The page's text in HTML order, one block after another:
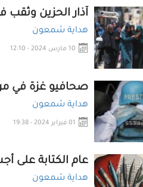
آذار الحزين
هداية شمعون
10 مارس 2024 - 12:10
صحافيو غزة في
هداية شمعون
01 فبراير 2024 - 19:38
عام الكتابة على
هداية شمعون